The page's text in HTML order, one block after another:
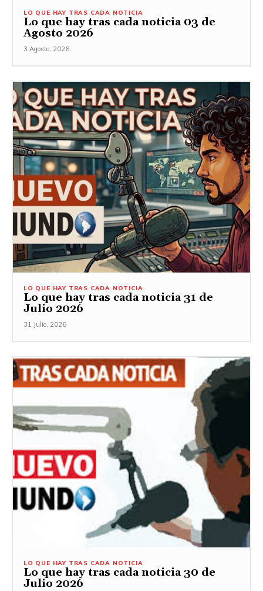
LO QUE HAY TRAS CADA NOTICIA
Lo que hay tras cada noticia 03 de
Agosto 2026
3 Agosto, 2026
LO QUE HAY TRAS CADA NOTICIA
Lo que hay tras cada noticia 31 de
Julio 2026
31 Julio, 2026
LO QUE HAY TRAS CADA NOTICIA
Lo que hay tras cada noticia 30 de
Julio 2026